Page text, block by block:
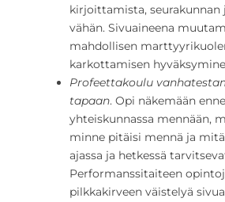
kirjoittamista,
vähän. Sivuaineena
mahdollisen
karkottamisen
Profeettakoulu
tapaan. Opi näkemään
yhteiskunnassa mennään,
minne pitäisi mennä ja
ajassa ja hetkessä
Performanssitaiteen
pilkkakirveen väistelyä